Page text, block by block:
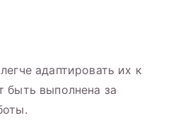
адаптировать их к
быть выполнена за